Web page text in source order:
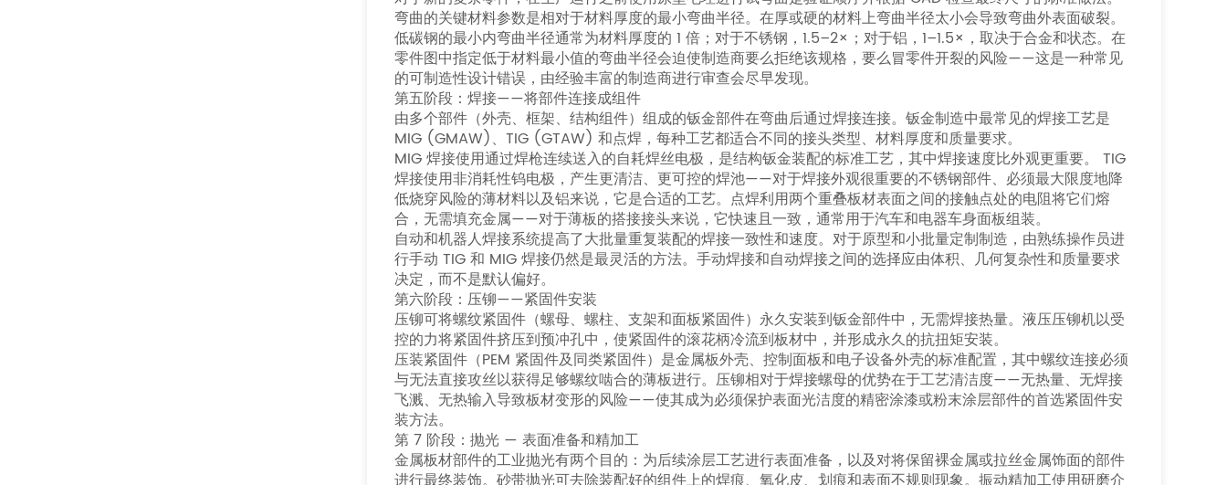
3
阶
段：
矫
平
—
确
保
成
型
前
坯
料
平
整
5
第
4
阶
弯曲的关键材料参数是相对于材料厚度的最小弯曲半径。在厚或硬的材料上弯曲半径太小会导致弯曲外表面破裂。
低碳钢的最小内弯曲半径通常为材料厚度的 1 倍；对于不锈钢，1.5–2×；对于铝，1–1.5×，取决于合金和状态。在
零件图中指定低于材料最小值的弯曲半径会迫使制造商要么拒绝该规格，要么冒零件开裂的风险——这是一种常见
的可制造性设计错误，由经验丰富的制造商进行审查会尽早发现。
第五阶段：焊接——将部件连接成组件
由多个部件（外壳、框架、结构组件）组成的钣金部件在弯曲后通过焊接连接。钣金制造中最常见的焊接工艺是
MIG (GMAW)、TIG (GTAW) 和点焊，每种工艺都适合不同的接头类型、材料厚度和质量要求。
MIG 焊接使用通过焊枪连续送入的自耗焊丝电极，是结构钣金装配的标准工艺，其中焊接速度比外观更重要。 TIG
焊接使用非消耗性钨电极，产生更清洁、更可控的焊池——对于焊接外观很重要的不锈钢部件、必须最大限度地降
低烧穿风险的薄材料以及铝来说，它是合适的工艺。点焊利用两个重叠板材表面之间的接触点处的电阻将它们熔
合，无需填充金属——对于薄板的搭接接头来说，它快速且一致，通常用于汽车和电器车身面板组装。
自动和机器人焊接系统提高了大批量重复装配的焊接一致性和速度。对于原型和小批量定制制造，由熟练操作员进
行手动 TIG 和 MIG 焊接仍然是最灵活的方法。手动焊接和自动焊接之间的选择应由体积、几何复杂性和质量要求
决定，而不是默认偏好。
第六阶段：压铆——紧固件安装
压铆可将螺纹紧固件（螺母、螺柱、支架和面板紧固件）永久安装到钣金部件中，无需焊接热量。液压压铆机以受
控的力将紧固件挤压到预冲孔中，使紧固件的滚花柄冷流到板材中，并形成永久的抗扭矩安装。
压装紧固件（PEM 紧固件及同类紧固件）是金属板外壳、控制面板和电子设备外壳的标准配置，其中螺纹连接必须
与无法直接攻丝以获得足够螺纹啮合的薄板进行。压铆相对于焊接螺母的优势在于工艺清洁度——无热量、无焊接
飞溅、无热输入导致板材变形的风险——使其成为必须保护表面光洁度的精密涂漆或粉末涂层部件的首选紧固件安
装方法。
第 7 阶段：抛光 — 表面准备和精加工
金属板材部件的工业抛光有两个目的：为后续涂层工艺进行表面准备，以及对将保留裸金属或拉丝金属饰面的部件
进行最终装饰。砂带抛光可去除装配好的组件上的焊痕、氧化皮、划痕和表面不规则现象。振动精加工使用研磨介